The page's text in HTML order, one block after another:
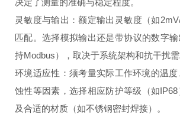
决定了测量的准确与稳定程度。
灵敏度与输出：额定输出灵敏度（如
匹配。选择模拟输出还是带协议的数字
持Modbus），取决于系统架构和抗干扰需
环境适应性：须考量实际工作环境的温
蚀性等因素，选择相应防护等级（如
及合适的材质（如不锈钢密封焊接）。